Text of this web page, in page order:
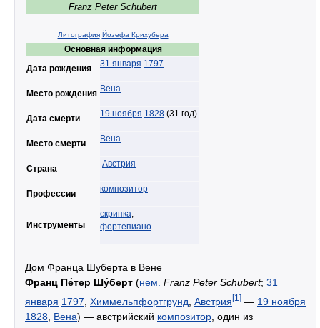
Franz Peter Schubert
Литография Йозефа Крихубера
Основная информация
Дата рождения
31 января 1797
Место рождения Вена
Дата смерти 19 ноября 1828 (31 год)
Место смерти Вена
Страна Австрия
Профессии композитор
Инструменты
скрипка,
фортепиано
Дом Франца Шуберта в Вене
Франц Пе́тер Шу́берт (нем. Franz Peter Schubert; 31
января 1797 Химмельпфортгрунд Австрия[1] — 19 ноября
1828 Вена) — австрийский композитор , один из